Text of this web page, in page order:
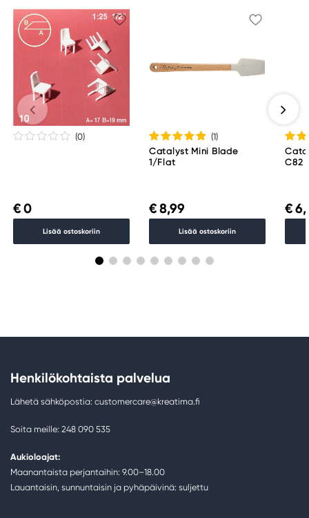
(0)
€ 0
Lisää ostoskoriin
(1)
Catalyst Mini Blade
1/Flat
€ 8,99
Lisää ostoskoriin
C82
€
Henkilökohtaista palvelua
Lähetä sähköpostia: customercare@kreatima.fi
Soita meille: 248 090 535
Aukioloajat:
Maanantaista perjantaihin: 9.00–18.00
Lauantaisin, sunnuntaisin ja pyhäpäivinä: suljettu